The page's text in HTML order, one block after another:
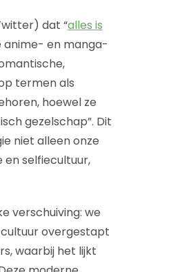
dat “alles is
anime- en manga-
termen als
hoewel ze
gezelschap”. Dit
niet alleen onze
en selfiecultuur,
verschuiving: we
overgestapt
waarbij het lijkt